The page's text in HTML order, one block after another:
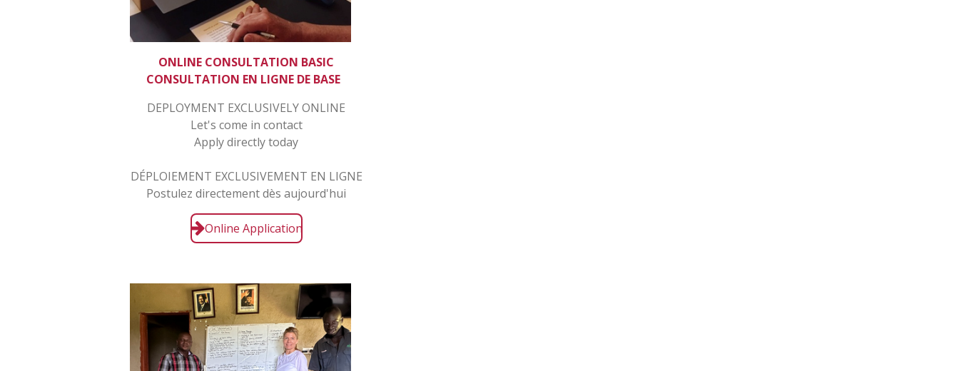
ONLINE CONSULTATION BASIC
CONSULTATION EN LIGNE DE BASE
DEPLOYMENT EXCLUSIVELY ONLINE
Let's come in contact
Apply directly today
DÉPLOIEMENT EXCLUSIVEMENT EN LIGNE
Postulez directement dès aujourd'hui
Online Application